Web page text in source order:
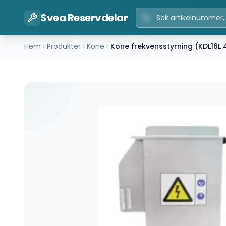
Svea Reservdelar
Hem Produkter Kone Kone frekvensstyrning